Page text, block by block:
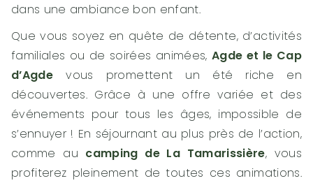
dans une ambiance bon enfant.
Que vous soyez en quête de détente, d’activités
familiales ou de soirées animées,Agde et le Cap
d’Agde vous promettent un été riche en
découvertes. Grâce à une offre variée et des
événements pour tous les âges, impossible de
s’ennuyer ! En séjournant au plus près de l’action,
comme au camping de La Tamarissière, vous
profiterez pleinement de toutes ces animations.